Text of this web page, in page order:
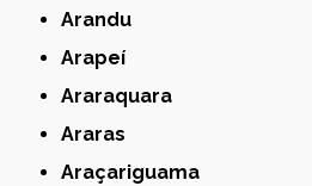
Arandu
Arapeí
Araraquara
Araras
Araçariguama